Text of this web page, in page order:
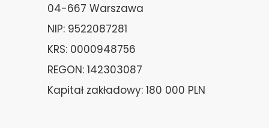
04-667 Warszawa
NIP: 9522087281
KRS: 0000948756
REGON: 142303087
Kapitał zakładowy: 180 000 PLN